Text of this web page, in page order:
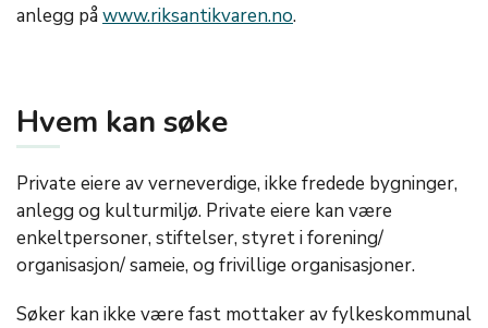
anlegg påwww.riksantikvaren.no.
Hvem kan søke
Private eiere av verneverdige, ikke fredede bygninger,
anlegg og kulturmiljø. Private eiere kan være
enkeltpersoner, stiftelser, styret i forening/
organisasjon/ sameie, og frivillige organisasjoner.
Søker kan ikke være fast mottaker av fylkeskommunal